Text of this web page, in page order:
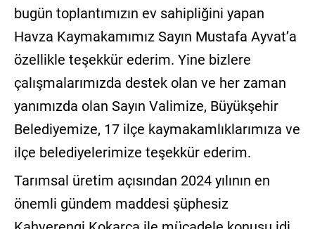
bugün toplantımızın ev sahipliğini yapan
Havza Kaymakamımız Sayın Mustafa Ayvat’a
özellikle teşekkür ederim. Yine bizlere
çalışmalarımızda destek olan ve her zaman
yanımızda olan Sayın Valimize, Büyükşehir
Belediyemize, 17 ilçe kaymakamlıklarımıza ve
ilçe belediyelerimize teşekkür ederim.
Tarımsal üretim açısından 2024 yılının en
önemli gündem maddesi şüphesiz